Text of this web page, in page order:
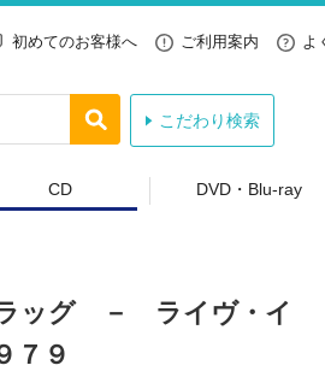
初めてのお客様へ ご利用案内 よ
こだわり検索
CD DVD・Blu-ray
ッグ － ライヴ・イ
７９